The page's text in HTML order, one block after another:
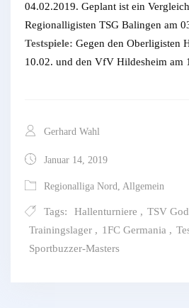
04.02.2019. Geplant ist ein
Regionalligisten TSG Balingen am
Testspiele: Gegen den Oberligisten
10.02. und den VfV Hildesheim am
Gerhard Wahl
Januar 14, 2019
Regionalliga Nord, Allgemein
Tags: Hallenturniere , TSV
Trainingslager , 1FC Germania ,
Sportbuzzer-Masters